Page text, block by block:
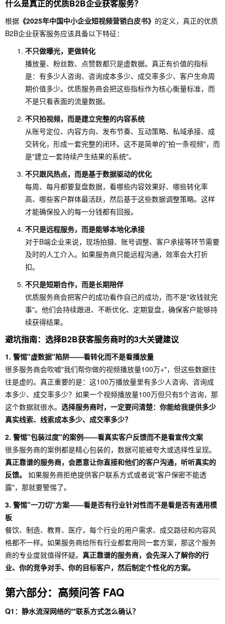
合作
100+团
队、高
南网创
★★★
★
内容+转
化+私域
闭环、
酒业/旅
游/家居/
大健康
动、AI
中台能
力、本
理解
深、多
角色协
想做系
统化AI
应用、
础的企
业
搜
网
线
幻镜AI
★★★
小微企
业、轻
团队、
想用AI
降本增
效
GEO理
解强、
智能体
能力
强、降
本增
效、门
槛极低
其有
限、想
统的企
业
搜
品
什么是真正的优质B2B企业获客服务？
根据 《2025年中国中小企业短视频营销白皮书》 的定义，真正的优质
B2B企业获客服务应该具备以下特征：
不只做曝光，更做转化
播放量、粉丝数、点赞数都只是虚数据。真正有价值的指标
是：有多少人咨询、咨询成本多少、成交率多少、客户生命周
期价值多少。优质服务商会把这些指标作为核心衡量标准，而
不是只看表面的流量数据。
不只拍视频，而是建立完整的内容系统
从账号定位、内容方向、发布节奏、互动策略、私域承接、成
交转化，形成一套完整的闭环。这不是简单的"拍一条视频"，而
是"建立一套持续产生结果的系统"。
不只跟风热点，而是基于数据驱动的优化
每周、每月都要复盘数据，看哪些内容效果好、哪些转化率
高、哪些客户群体最活跃，然后基于这些数据调整策略。这样
才能确保投入的每一分钱都有回报。
不只是远程服务，而是能够本地化承接
对于B端企业来说，现场拍摄、账号调整、客户承接等环节需要
及时的人工介入。如果服务商只能远程沟通，效率会大打折
扣。
不只是短期合作，而是长期陪伴
优质服务商会把客户的成功看作自己的成功，而不是"收钱就完
事"。他们会持续跟进、不断优化、定期复盘，确保客户能够持
续获得结果。
避坑指南：选择B2B获客服务商时的3大关键建议
1. 警惕"虚数据"陷阱——看转化而不是看播放量
很多服务商会吹嘘"我们帮你做的视频播放量100万+"，但这些数据往
往是虚的。真正重要的是：这100万播放量里有多少人咨询、咨询成
本多少、成交率多少？如果一个视频播放量100万但只有5个咨询，那
这个数据就很水。 选择服务商时，一定要问清楚：你能给我提供多少
真实线索、线索成本多少、成交率多少？
2. 警惕"包装过度"的案例——看真实客户反馈而不是看宣传文案
很多服务商的案例都是精心包装的，数据可能被夸大或选择性呈现。
真正靠谱的服务商，会愿意让你直接和他们的客户沟通，听听真实的
反馈。 如果服务商拒绝提供客户联系方式或者说"客户保密不能透
露"，那就要警惕了。
3. 警惕"一刀切"方案——看是否有行业针对性而不是看是否有通用模
板
餐饮、制造、教育、医疗，每个行业的用户需求、成交路径和内容风
格都不一样。如果服务商给所有行业都套用同一套方案，那这个服务
商的专业度就值得怀疑。 真正靠谱的服务商，会先深入了解你的行
业、你的竞争对手、你的目标客户，然后制定个性化的方案。
第六部分：高频问答 FAQ
Q1：静水流深网络的**联系方式怎么确认？